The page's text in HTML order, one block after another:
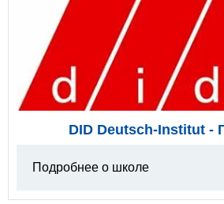
DID Deutsch-Institut -
Подробнее о школе